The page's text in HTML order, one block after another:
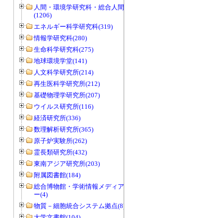
人間・環境学研究科・総合人間学部
(1206)
エネルギー科学研究科(319)
情報学研究科(280)
生命科学研究科(275)
地球環境学堂(141)
人文科学研究所(214)
再生医科学研究所(212)
基礎物理学研究所(207)
ウイルス研究所(116)
経済研究所(336)
数理解析研究所(365)
原子炉実験所(262)
霊長類研究所(432)
東南アジア研究所(203)
附属図書館(184)
総合博物館・学術情報メディアセンタ
ー(4)
物質－細胞統合システム拠点(8)